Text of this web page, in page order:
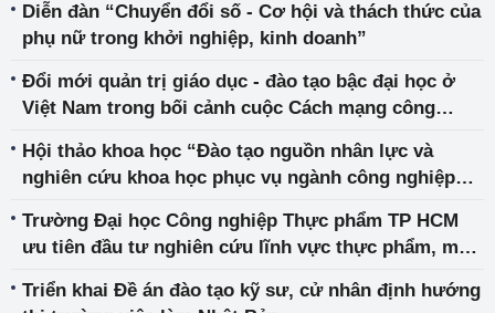
Diễn đàn “Chuyển đổi số - Cơ hội và thách thức của
phụ nữ trong khởi nghiệp, kinh doanh”
Đổi mới quản trị giáo dục - đào tạo bậc đại học ở
Việt Nam trong bối cảnh cuộc Cách mạng công
Hội thảo khoa học “Đào tạo nguồn nhân lực và
nghiên cứu khoa học phục vụ ngành công nghiệp
Trường Đại học Công nghiệp Thực phẩm TP HCM
ưu tiên đầu tư nghiên cứu lĩnh vực thực phẩm, môi
Triển khai Đề án đào tạo kỹ sư, cử nhân định hướng